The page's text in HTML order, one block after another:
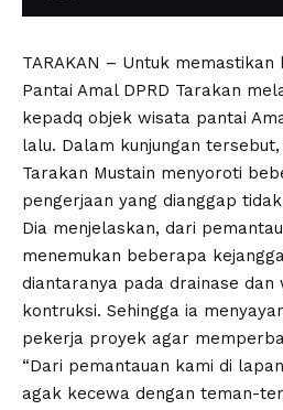
TARAKAN – Untuk
Pantai Amal DPRD Tarakan
kepadq objek wisata pantai
lalu. Dalam kunjungan tersebut,
Tarakan Mustain menyoroti
pengerjaan yang dianggap tidak
Dia menjelaskan, dari
menemukan beberapa
diantaranya pada drainase dan
kontruksi. Sehingga ia
pekerja proyek agar
“Dari pemantauan kami di
agak kecewa dengan teman-